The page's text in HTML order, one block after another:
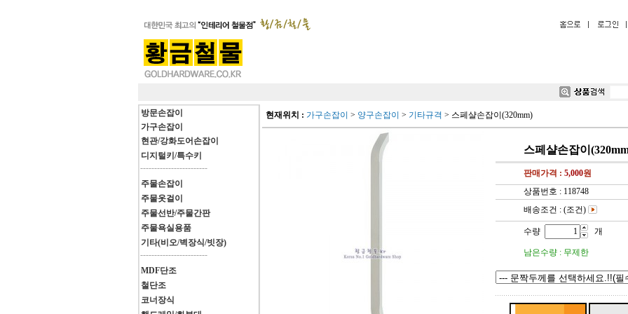
방문손잡이
가구손잡이
현관/강화도어손잡이
디지털키/특수키
------------------------
주물손잡이
주물옷걸이
주물선반/주물간판
주물욕실용품
기타(비오/벽장식/빗장)
------------------------
MDF단조
철단조
코너장식
현재위치 : 가구손잡이 > 양구손잡이 > 기타규격 > 스페샬손잡이(320mm)
스페샬손잡이
판매가격 : 5,000원
상품번호 : 118748
배송조건 : (조건)
수량 개
남은수량 : 무제한